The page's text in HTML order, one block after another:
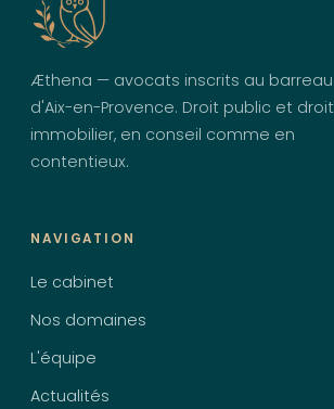
Æthena — avocats inscrits au barreau
d'Aix-en-Provence. Droit public et droit
immobilier, en conseil comme en
contentieux.
NAVIGATION
Le cabinet
Nos domaines
L'équipe
Actualités